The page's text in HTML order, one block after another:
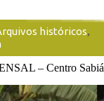
históricos,
– Centro Sabiá